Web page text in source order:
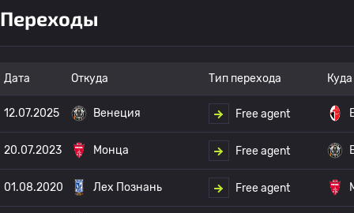
Переходы
Дата Откуда Тип перехода Куда
12.07.2025 Венеция Free agent
20.07.2023 Монца Free agent
01.08.2020 Лех Познань Free agent